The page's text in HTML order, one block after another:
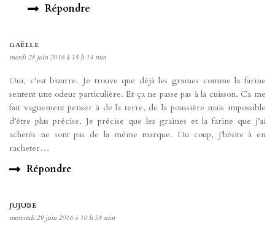
Répondre
GAËLLE
mardi 28 juin 2016 à 15 h 14 min
Oui, c’est bizarre. Je trouve que déjà les graines comme la farine
sentent une odeur particulière. Et ça ne passe pas à la cuisson. Ca me
fait vaguement penser à de la terre, de la poussière mais impossible
d’être plus précise. Je précise que les graines et la farine que j’ai
achetés ne sont pas de la même marque. Du coup, j’hésite à en
racheter…
Répondre
JUJUBE
mercredi 29 juin 2016 à 10 h 58 min